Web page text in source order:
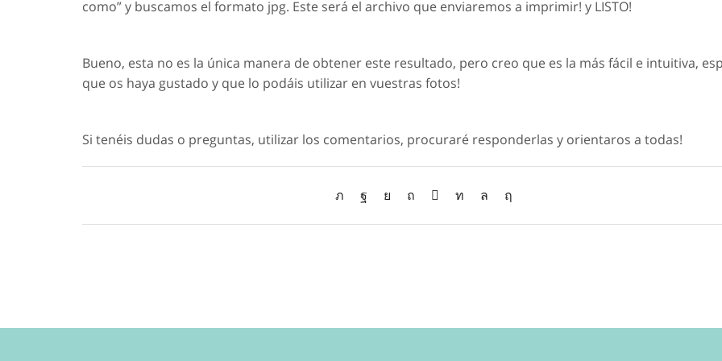
como” y buscamos el formato jpg. Este será el archivo que enviaremos a imprimir! y LISTO!
Bueno, esta no es la única manera de obtener este resultado, pero creo que es la más fácil e intuitiva,
que os haya gustado y que lo podáis utilizar en vuestras fotos!
Si tenéis dudas o preguntas, utilizar los comentarios, procuraré responderlas y orientaros a todas!